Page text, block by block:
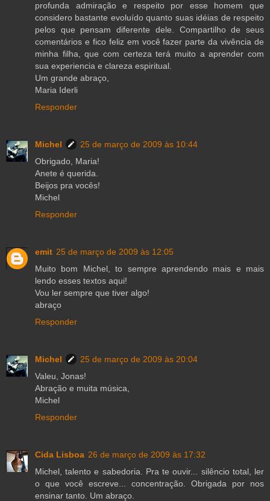
profunda admiração e respeito por esse homem que
considero bastante evoluído quanto suas idéias de respeito
pelos que pensam diferente dele. Compartilho de seus
comentários e fico feliz em você fazer parte da vivência de
minha filha, que com certeza terá muito a aprender com
sua experiencia e clareza espiritual.
Um grande abraço,
Maria Iderli
Responder
Michel
25 de março de 2009 às 10:44
Obrigado, Maria!
Anete é querida.
Beijos pra vocês!
Michel
Responder
emit 25 de março de 2009 às 12:05
Muito bom Michel, to sempre aprendendo mais e mais
lendo esses textos aqui!
Vou ler sempre que tiver algo!
abraço
Responder
Michel
25 de março de 2009 às 20:04
Valeu, Jonas!
Abração e muita música,
Michel
Responder
Cida Lisboa 26 de março de 2009 às 17:32
Michel, talento e sabedoria. Pra te ouvir... silêncio total, ler
o que você escreve... concentração. Obrigada por nos
ensinar tanto. Um abraço.